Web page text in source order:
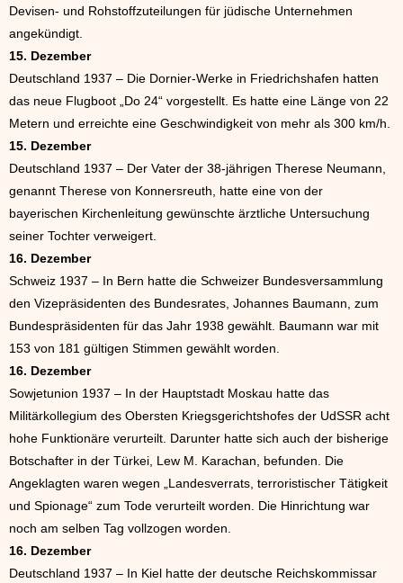
Devisen- und Rohstoffzuteilungen für jüdische Unternehmen
angekündigt.
15. Dezember
Deutschland 1937 – Die Dornier-Werke in Friedrichshafen hatten
das neue Flugboot „Do 24“ vorgestellt. Es hatte eine Länge von 22
Metern und erreichte eine Geschwindigkeit von mehr als 300 km/h.
15. Dezember
Deutschland 1937 – Der Vater der 38-jährigen Therese Neumann,
genannt Therese von Konnersreuth, hatte eine von der
bayerischen Kirchenleitung gewünschte ärztliche Untersuchung
seiner Tochter verweigert.
16. Dezember
Schweiz 1937 – In Bern hatte die Schweizer Bundesversammlung
den Vizepräsidenten des Bundesrates, Johannes Baumann, zum
Bundespräsidenten für das Jahr 1938 gewählt. Baumann war mit
153 von 181 gültigen Stimmen gewählt worden.
16. Dezember
Sowjetunion 1937 – In der Hauptstadt Moskau hatte das
Militärkollegium des Obersten Kriegsgerichtshofes der UdSSR acht
hohe Funktionäre verurteilt. Darunter hatte sich auch der bisherige
Botschafter in der Türkei, Lew M. Karachan, befunden. Die
Angeklagten waren wegen „Landesverrats, terroristischer Tätigkeit
und Spionage“ zum Tode verurteilt worden. Die Hinrichtung war
noch am selben Tag vollzogen worden.
16. Dezember
Deutschland 1937 – In Kiel hatte der deutsche Reichskommissar